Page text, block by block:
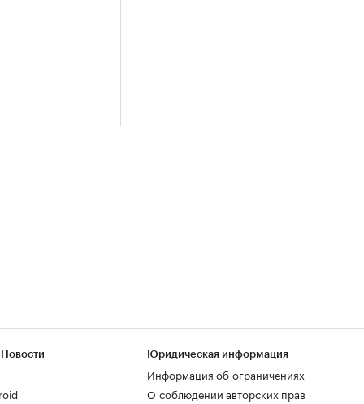
Юридическая информация
Информация об ограничениях
О соблюдении авторских прав